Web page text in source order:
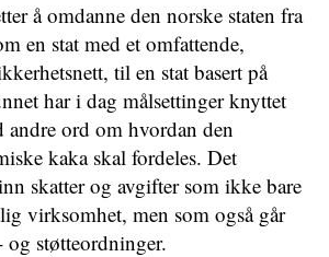
å omdanne den norske staten fra
en stat med et omfattende,
til en stat basert på
har i dag målsettinger knyttet
ord om hvordan den
kaka skal fordeles. Det
skatter og avgifter som ikke bare
virksomhet, men som også går
støtteordninger.